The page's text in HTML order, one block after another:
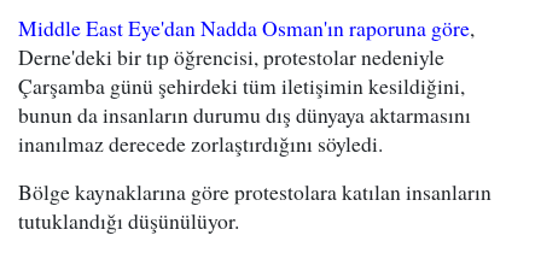
Middle East Eye'dan Nadda Osman'ın raporuna göre,
Derne'deki bir tıp öğrencisi, protestolar nedeniyle
Çarşamba günü şehirdeki tüm iletişimin kesildiğini,
bunun da insanların durumu dış dünyaya aktarmasını
inanılmaz derecede zorlaştırdığını söyledi.
Bölge kaynaklarına göre protestolara katılan insanların
tutuklandığı düşünülüyor.